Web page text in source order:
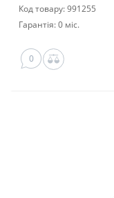
Код товару: 991255
Гарантія: 0 міс.
0